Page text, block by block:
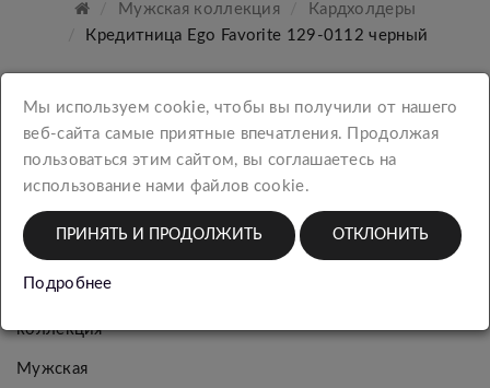
Мужская коллекция
Кардхолдеры
Кредитница Ego Favorite 129-0112 черный
КАТЕГОРИИ
Новинки
коллекция
Мужская
Мы используем cookie, чтобы вы получили от нашего
веб-сайта самые приятные впечатления. Продолжая
пользоваться этим сайтом, вы соглашаетесь на
использование нами файлов cookie.
ПРИНЯТЬ И ПРОДОЛЖИТЬ ОТКЛОНИТЬ
Подробнее